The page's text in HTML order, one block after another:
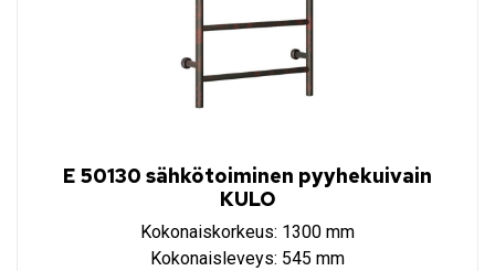
E 50130 sähkötoiminen pyyhekuivain
KULO
Kokonaiskorkeus: 1300 mm
Kokonaisleveys: 545 mm